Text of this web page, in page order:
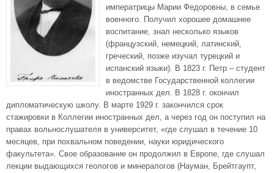
императрицы Марии Федоровны, в семье
военного. Получил хорошее домашнее
воспитание, знал несколько языков
(французский, немецкий, латинский,
греческий, позже изучал турецкий и
испанский языки). В 1823 г. Петр – студент
в ведомстве Государственной коллегии
иностранных дел. В 1828 г. окончил
дипломатическую школу. В марте 1929 г. закончился срок
стажировки в Коллегии иностранных дел, а через год он поступил на
правах вольнослушателя в университет, «где слушал в течение 10
месяцев, при похвальном поведении, науки юридического
факультета». Свое образование он продолжил в Европе, где слушал
лекции выдающихся геологов и минералогов (Науман, Брейтгаупт,